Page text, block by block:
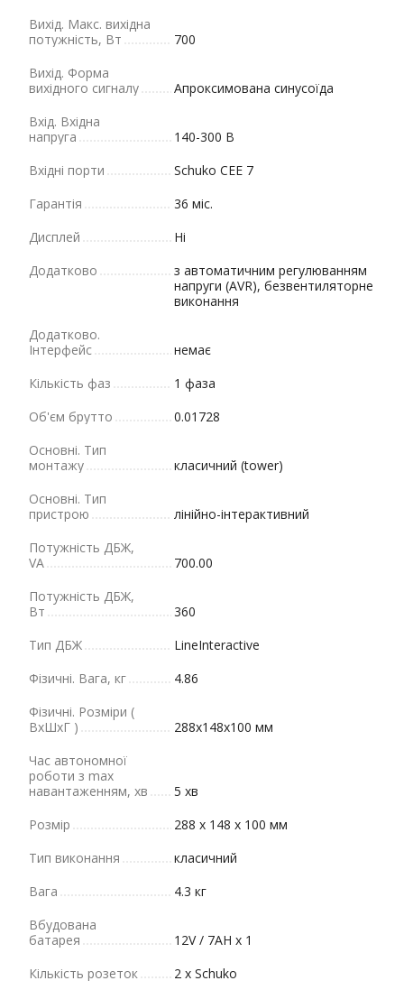
Вихід. Макс. вихідна
потужність, Вт
700
Вихід. Форма
вихідного сигналу
Апроксимована синусоїда
Вхід. Вхідна
напруга
140-300 В
Вхідні порти
Schuko CEE 7
Гарантія
36 міс.
Дисплей
Ні
Додатково
з автоматичним регулюванням
напруги (AVR), безвентиляторне
виконання
Додатково.
Інтерфейс
немає
Кількість фаз
1 фаза
Об'єм брутто
0.01728
Основні. Тип
монтажу
класичний (tower)
Основні. Тип
пристрою
лінійно-інтерактивний
Потужність ДБЖ,
VA
700.00
Потужність ДБЖ,
Вт
360
Тип ДБЖ
LineInteractive
Фізичні. Вага, кг
4.86
Фізичні. Розміри (
ВхШхГ )
288х148х100 мм
Час автономної
роботи з max
навантаженням, хв
5 хв
Розмір
288 х 148 х 100 мм
Тип виконання
класичний
Вага
4.3 кг
Вбудована
батарея
12V / 7AH x 1
Кількість розеток
2 x Schuko